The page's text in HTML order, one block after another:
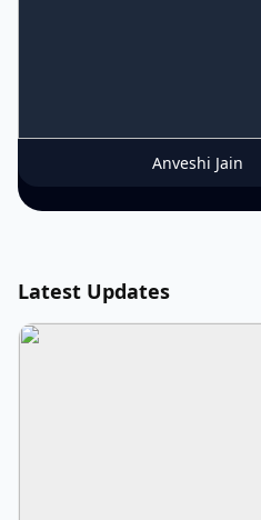
Anveshi Jain
Latest Updates